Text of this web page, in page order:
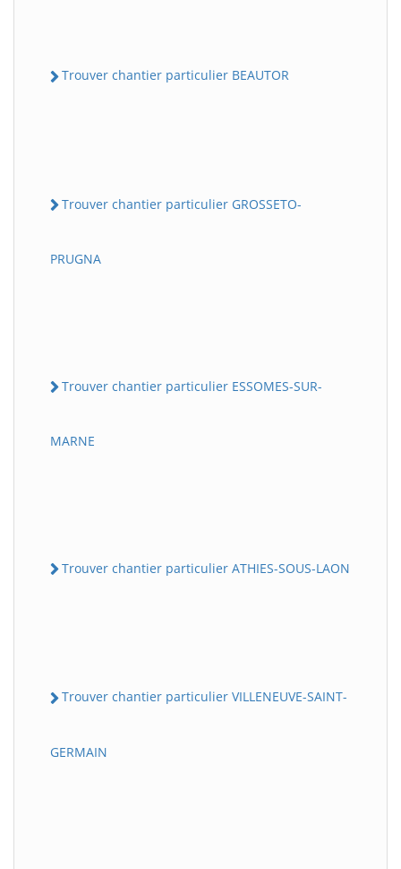
Trouver chantier particulier BEAUTOR
Trouver chantier particulier GROSSETO-
PRUGNA
Trouver chantier particulier ESSOMES-SUR-
MARNE
Trouver chantier particulier ATHIES-SOUS-LAON
Trouver chantier particulier VILLENEUVE-SAINT-
GERMAIN